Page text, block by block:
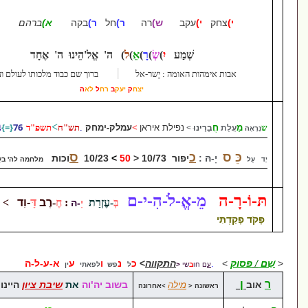
ר)חל ר)בקה א)ברהם ל) אה
) ה' אֱל'הֵינוּ ה' אֶחָד
שר-אל ברוך שם כבוד מלכותו לעולם ועד
נפילת איראן >עמלק-ימחק. תש"ח>תשפ"ד 76
{
=
}בן דויד
0/73 <
50
10/23 סוכות מלחמה לה' בעֲמָלֵק
אֱ-לֹ-הִ-י-ם בְּ -עֶזְרַת יָ-הּ:חֶ-רֶבדָּ-וִד > ננצח :
<התקווה>כל נפשולפאתי עין א-ע-ל-ה
>אחרונה בשוב יה'והאת שיבת ציון היינו כְּחֹלְמִים